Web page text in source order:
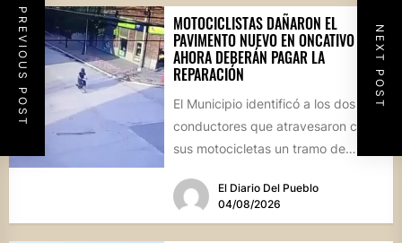
PREVIOUS POST NEXT POST
MOTOCICLISTAS DAÑARON EL
PAVIMENTO NUEVO EN ONCATIVO Y
AHORA DEBERÁN PAGAR LA
REPARACIÓN
El Municipio identificó a los dos
conductores que atravesaron con
sus motocicletas un tramo de
calle...
El Diario Del Pueblo
04/08/2026